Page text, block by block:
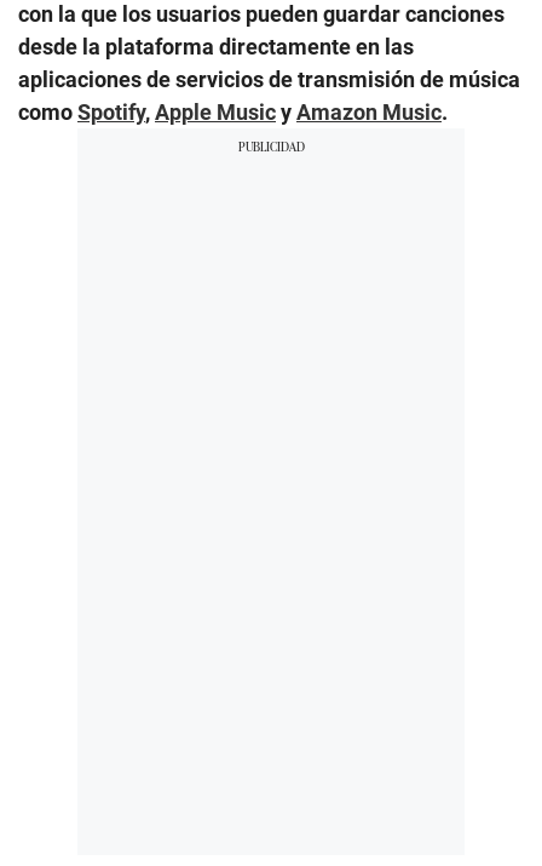
con la que los usuarios pueden guardar canciones
desde la plataforma directamente en las
aplicaciones de servicios de transmisión de música
comoSpotify,Apple MusicyAmazon Music.